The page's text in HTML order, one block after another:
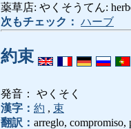
薬草店: やくそうてん:
次もチェック： ハーブ
約束
発音： やくそく
漢字： 約 , 束
翻訳： arreglo, compromiso,